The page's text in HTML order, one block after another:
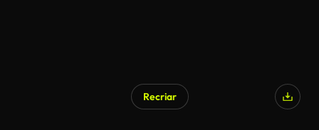
Recriar